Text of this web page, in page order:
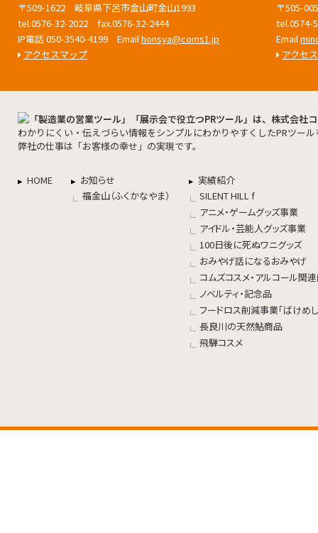
〒509-1622 岐阜県下呂市金山町金山1993
tel.0576-32-2022 fax.0576-32-2444
IP電話 050-3540-4199 Emailhonsya@coms1.jp
アクセスマップ
〒505-
tel.0574-
Email
アクセ
わかりにくい・伝えづらい情報をシンプルにわかりやすくしたPRツー
弊社の仕事は「お客様の幸せ」の実現です。
HOME
お知らせ
福金山（ふくかなやま）
実績紹介
SILENT HILL f
アニメ・ゲームグッズ事業
アイドル・芸能人グッズ事業
100日後に死ぬワニグッズ
おみやげ話になるおみやげ
コムズコスメ・アルコール関
ノベルティ・記念品
フードロス削減事業「ばけめし
長良川の天然鮎商品
飛騨コスメ